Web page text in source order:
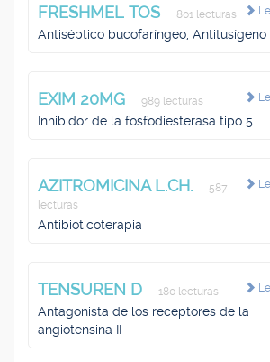
FRESHMEL TOS 801 lecturas
Antiséptico bucofaríngeo, Antitusígeno
EXIM 20MG 989 lecturas
Inhibidor de la fosfodiesterasa tipo 5
AZITROMICINA L.CH.
587
lecturas
Antibioticoterapia
TENSUREN D 180 lecturas
Antagonista de los receptores de la
angiotensina II